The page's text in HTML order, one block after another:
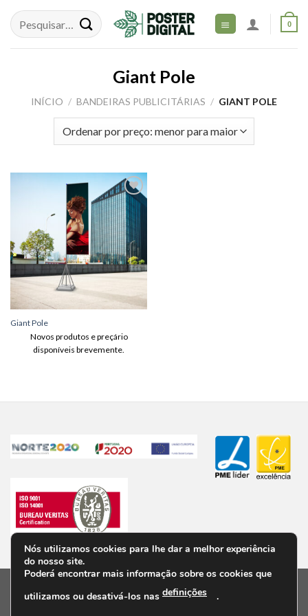
content
0
Giant Pole
INÍCIO / BANDEIRAS PUBLICITÁRIAS / GIANT POLE
Adicionar
aos meus
desejos
Giant Pole
Novos produtos e preçário
disponíveis brevemente.
Nós utilizamos cookies para lhe dar a melhor experiência
do nosso site.
Poderá encontrar mais informação sobre os cookies que
utilizamos ou desativá-los nas definições .